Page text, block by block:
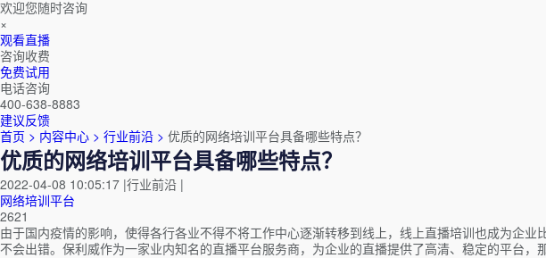
欢迎您随时咨询
×
观看直播
咨询收费
免费试用
电话咨询
400-638-8883
建议反馈
首页 > 内容中心 > 行业前沿 > 优质的网络培训平台具备哪些特点？
优质的网络培训平台具备哪些特点？
2022-04-08 10:05:17 |行业前沿 |
网络培训平台
2621
由于国内疫情的影响，使得各行各业不得不将工作中心逐渐转移到线上，线上直播培训也成为企
不会出错。保利威作为一家业内知名的直播平台服务商，为企业的直播提供了高清、稳定的平台，